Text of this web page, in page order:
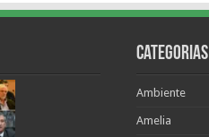
Categorias
Ambiente
Amelia